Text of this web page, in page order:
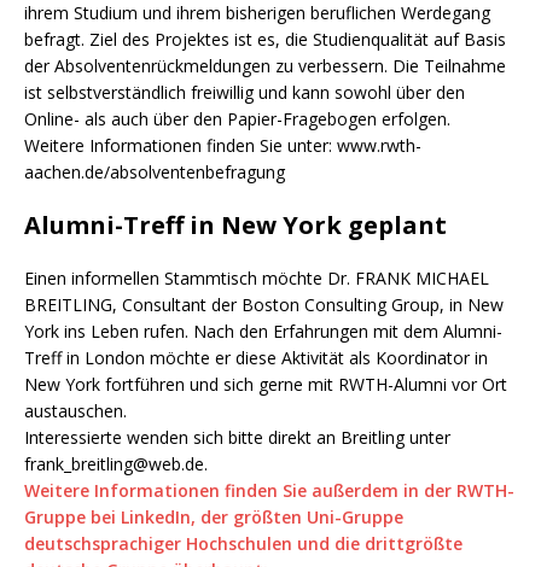
ihrem Studium und ihrem bisherigen beruflichen Werdegang
befragt. Ziel des Projektes ist es, die Studienqualität auf Basis
der Absolventenrückmeldungen zu verbessern. Die Teilnahme
ist selbstverständlich freiwillig und kann sowohl über den
Online- als auch über den Papier-Fragebogen erfolgen.
Weitere Informationen finden Sie unter: www.rwth-
aachen.de/absolventenbefragung
Alumni-Treff in New York geplant
Einen informellen Stammtisch möchte Dr. FRANK MICHAEL
BREITLING, Consultant der Boston Consulting Group, in New
York ins Leben rufen. Nach den Erfahrungen mit dem Alumni-
Treff in London möchte er diese Aktivität als Koordinator in
New York fortführen und sich gerne mit RWTH-Alumni vor Ort
austauschen.
Interessierte wenden sich bitte direkt an Breitling unter
frank_breitling@web.de.
Weitere Informationen finden Sie außerdem in der RWTH-
Gruppe bei LinkedIn, der größten Uni-Gruppe
deutschsprachiger Hochschulen und die drittgrößte